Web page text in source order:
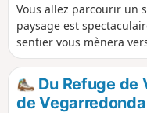
Vous allez parcourir un
paysage est
sentier vous mènera
Resecu, el Toyellu et
Du Refuge de
de Vegarredonda